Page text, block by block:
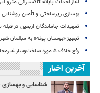
آغاز احداث پایانه تاکسیرانی مترو
بهسازی زیرساختی و تأمین
تمهیدات جاماندگان اربعین در قبله تهران
تجهیز «بوستان پونه» به مبلمان
رفع خلاف ۵ مورد ساخت‌وساز غیرمجاز در حریم ناحیه ۴ منطقه ۱۹
آخرین اخبار
شناسایی و بهسازی